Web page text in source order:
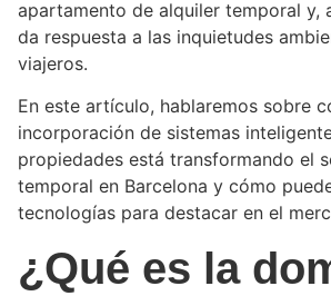
apartamento de alquiler temporal y,
da respuesta a las inquietudes
viajeros.
En este artículo, hablaremos sobre
incorporación de sistemas
propiedades está transformando el
temporal en Barcelona y cómo
tecnologías para destacar en el
¿Qué es la